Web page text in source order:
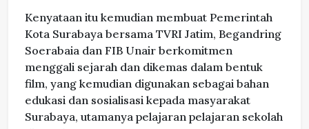
Kenyataan itu kemudian membuat Pemerintah
Kota Surabaya bersama TVRI Jatim, Begandring
Soerabaia dan FIB Unair berkomitmen
menggali sejarah dan dikemas dalam bentuk
film, yang kemudian digunakan sebagai bahan
edukasi dan sosialisasi kepada masyarakat
Surabaya, utamanya pelajaran pelajaran sekolah